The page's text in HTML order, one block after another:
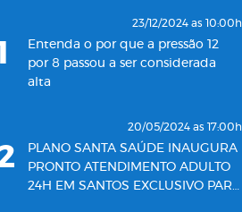
23/12/2024 as 10:00h
Entenda o por que a pressão 12
por 8 passou a ser considerada
alta
20/05/2024 as 17:00h
PLANO SANTA SAÚDE INAUGURA
PRONTO ATENDIMENTO ADULTO
24H EM SANTOS EXCLUSIVO PARA